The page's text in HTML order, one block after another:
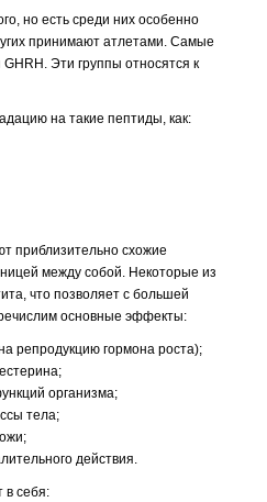
но есть среди них особенно
принимают атлетами. Самые
Эти группы относятся к
на такие пептиды, как:
приблизительно схожие
между собой. Некоторые из
что позволяет с большей
основные эффекты:
репродукцию гормона роста);
организма;
тела;
действия.
в себя: